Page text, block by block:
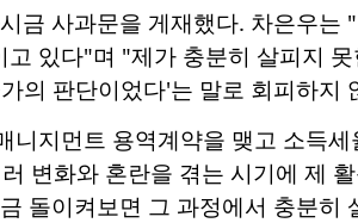
금 사과문을 게재했다. 차은우
고 있다"며 "제가 충분히 살피지
의 판단이었다'는 말로 회피하지
니지먼트 용역계약을 맺고 소득
변화와 혼란을 겪는 시기에 제
돌이켜보면 그 과정에서 충분히